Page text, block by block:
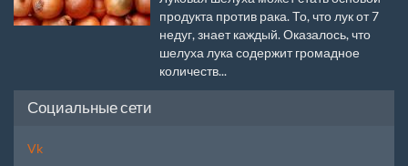
продукта против рака. То, что лук от 7
недуг, знает каждый. Оказалось, что
шелуха лука содержит громадное
количеств...
Социальные сети
Vk